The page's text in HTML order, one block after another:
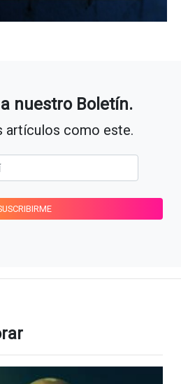
nuestro Boletín.
artículos como este.